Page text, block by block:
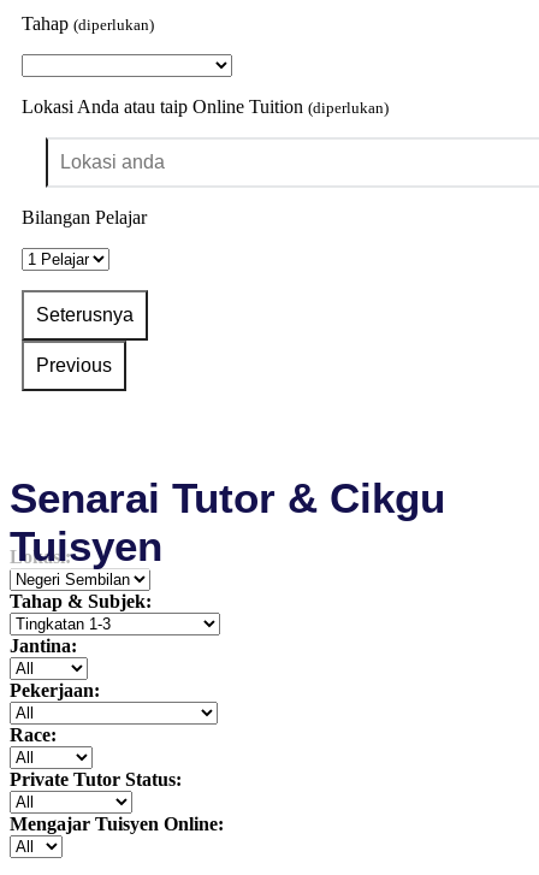
Tahap (diperlukan)
Lokasi Anda atau taip Online Tuition (diperlukan)
Bilangan Pelajar
Senarai Tutor & Cikgu
Tuisyen
Lokasi:
Tahap & Subjek:
Jantina:
Pekerjaan:
Race:
Private Tutor Status:
Mengajar Tuisyen Online: